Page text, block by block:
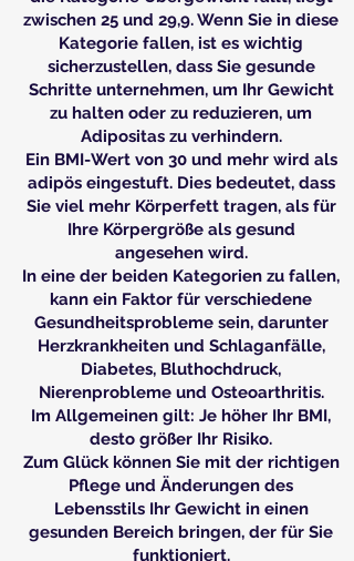
zwischen 25 und 29,9. Wenn Sie in diese
Kategorie fallen, ist es wichtig
sicherzustellen, dass Sie gesunde
Schritte unternehmen, um Ihr Gewicht
zu halten oder zu reduzieren, um
Adipositas zu verhindern.
Ein BMI-Wert von 30 und mehr wird als
adipös eingestuft. Dies bedeutet, dass
Sie viel mehr Körperfett tragen, als für
Ihre Körpergröße als gesund
angesehen wird.
In eine der beiden Kategorien zu fallen,
kann ein Faktor für verschiedene
Gesundheitsprobleme sein, darunter
Herzkrankheiten und Schlaganfälle,
Diabetes, Bluthochdruck,
Nierenprobleme und Osteoarthritis.
Im Allgemeinen gilt: Je höher Ihr BMI,
desto größer Ihr Risiko.
Zum Glück können Sie mit der richtigen
Pflege und Änderungen des
Lebensstils Ihr Gewicht in einen
gesunden Bereich bringen, der für Sie
funktioniert.